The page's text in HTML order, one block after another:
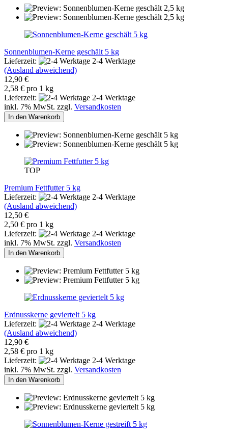
Sonnenblumen-Kerne geschält 5 kg
Lieferzeit:
2-4 Werktage
(Ausland abweichend)
12,90 €
2,58 € pro 1 kg
Lieferzeit:
2-4 Werktage
inkl. 7% MwSt. zzgl. Versandkosten
In den Warenkorb
TOP
Premium Fettfutter 5 kg
Lieferzeit:
2-4 Werktage
(Ausland abweichend)
12,50 €
2,50 € pro 1 kg
Lieferzeit:
2-4 Werktage
inkl. 7% MwSt. zzgl. Versandkosten
In den Warenkorb
Erdnusskerne geviertelt 5 kg
Lieferzeit:
2-4 Werktage
(Ausland abweichend)
12,90 €
2,58 € pro 1 kg
Lieferzeit:
2-4 Werktage
inkl. 7% MwSt. zzgl. Versandkosten
In den Warenkorb